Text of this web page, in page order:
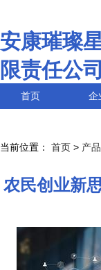
安康璀璨
限责任公司
首页 企
当前位置： 首页 > 产
农民创业新